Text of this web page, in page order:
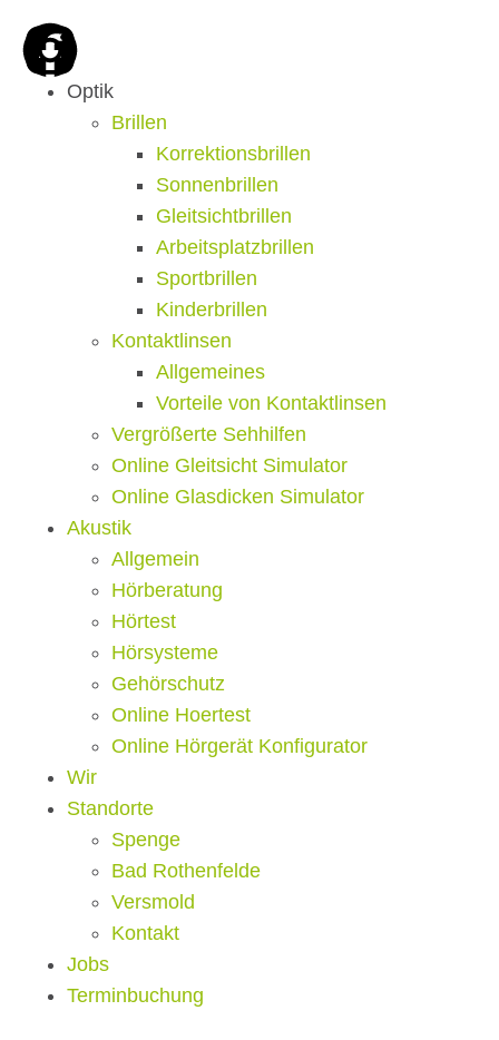
Optik
Brillen
Korrektionsbrillen
Sonnenbrillen
Gleitsichtbrillen
Arbeitsplatzbrillen
Sportbrillen
Kinderbrillen
Kontaktlinsen
Allgemeines
Vorteile von Kontaktlinsen
Vergrößerte Sehhilfen
Online Gleitsicht Simulator
Online Glasdicken Simulator
Akustik
Allgemein
Hörberatung
Hörtest
Hörsysteme
Gehörschutz
Online Hoertest
Online Hörgerät Konfigurator
Wir
Standorte
Spenge
Bad Rothenfelde
Versmold
Kontakt
Jobs
Terminbuchung